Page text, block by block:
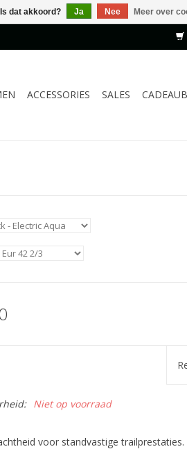
ACCESSORIES SALES
Niet op voorraad
voor standvastige
dat akkoord? Ja Nee Meer over